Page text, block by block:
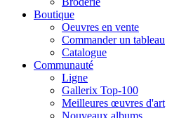
Boutique
Oeuvres en vente
Commander un tableau
Catalogue
Communauté
Ligne
Gallerix Top-100
Meilleures œuvres d'art
Nouveaux albums